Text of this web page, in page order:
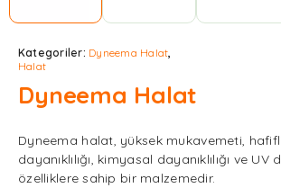
Kategoriler: Dyneema Halat,
Halat
Dyneema Halat
Dyneema halat, yüksek mukavemeti,
dayanıklılığı, kimyasal dayanıklılığı ve UV
özelliklere sahip bir malzemedir.